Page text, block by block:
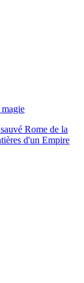
Rome de la
d'un Empire